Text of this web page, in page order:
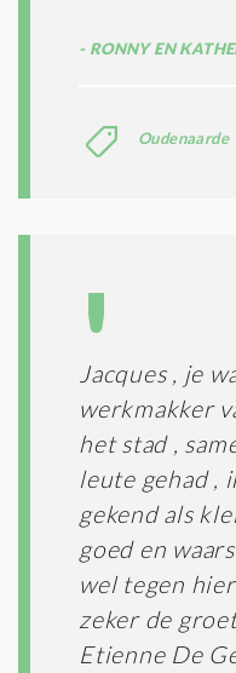
RONNY EN
Oudenaarde
Jacques , je
werkmakker
het stad ,
leute gehad ,
gekend als
goed en
wel tegen
zeker de
Etienne De